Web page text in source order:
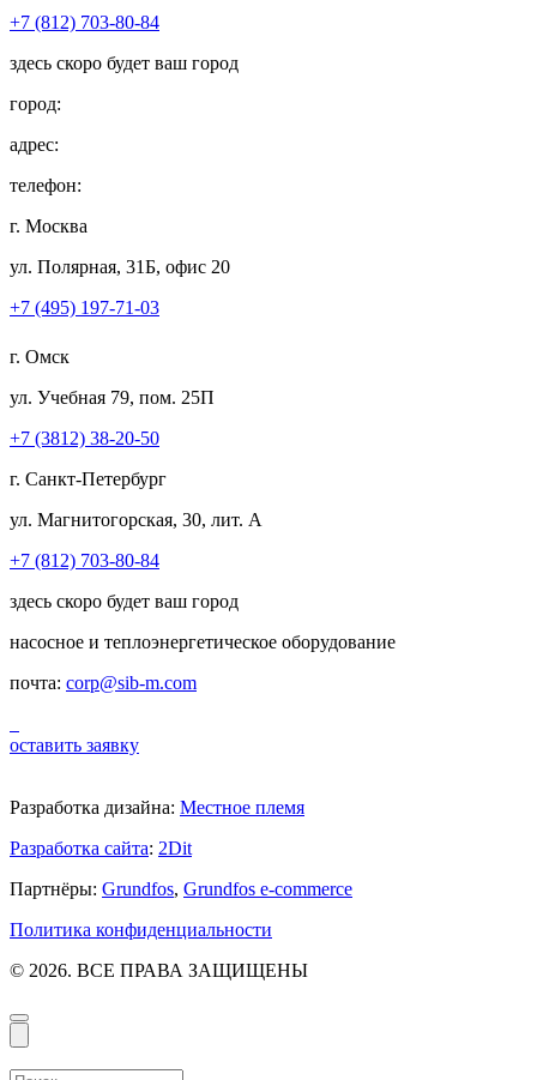
+7 (812) 703-80-84
здесь скоро будет ваш город
город:
адрес:
телефон:
г. Москва
ул. Полярная, 31Б, офис 20
+7 (495) 197-71-03
г. Омск
ул. Учебная 79, пом. 25П
+7 (3812) 38-20-50
г. Санкт-Петербург
ул. Магнитогорская, 30, лит. А
+7 (812) 703-80-84
здесь скоро будет ваш город
насосное и теплоэнергетическое оборудование
почта: corp@sib-m.com
оставить заявку
Разработка дизайна: Местное племя
Разработка сайта: 2Dit
Партнёры: Grundfos, Grundfos e-commerce
Политика конфиденциальности
© 2026. ВСЕ ПРАВА ЗАЩИЩЕНЫ